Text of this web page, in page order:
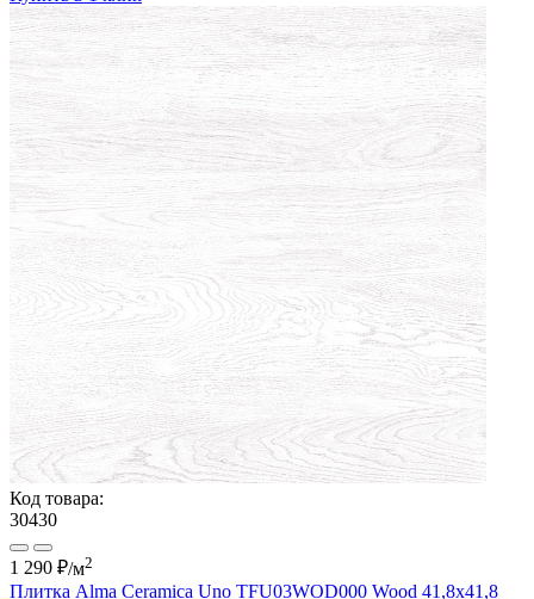
Код товара:
30430
1 290 ₽/м2
Плитка Alma Ceramica Uno TFU03WOD000 Wood 41,8x41,8